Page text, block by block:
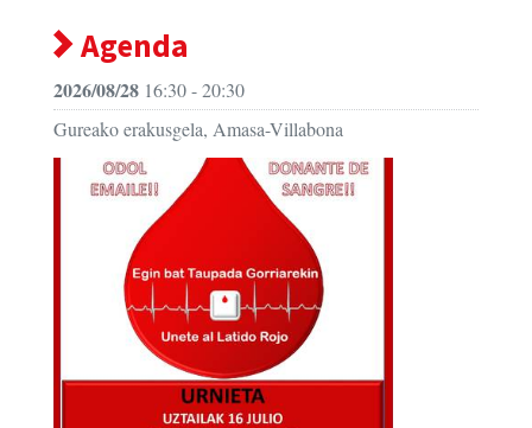
Agenda
2026/08/28 16:30 - 20:30
Gureako erakusgela, Amasa-Villabona